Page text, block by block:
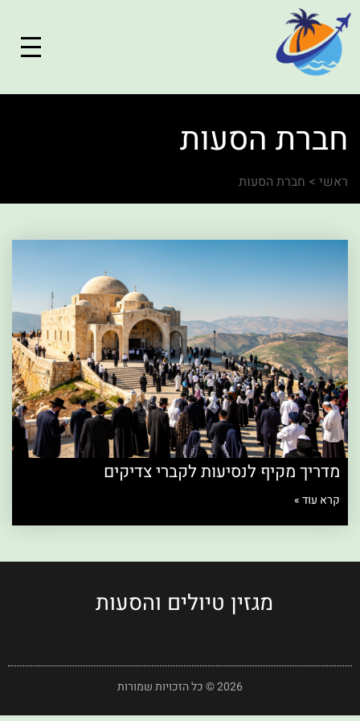
חברת הסעות
ראשי > חברת הסעות
מדריך מקיף לנסיעות לקברי צדיקים
קרא עוד »
מגזין טיולים והסעות
2026 © כל הזכויות שמורות